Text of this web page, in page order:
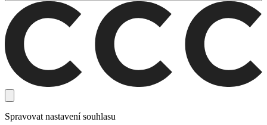
Spravovat nastavení souhlasu